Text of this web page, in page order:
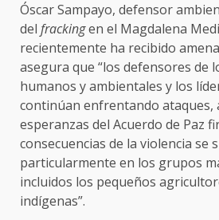
Óscar Sampayo, defensor
del frackingen el Magdalena
recientemente ha recibido
asegura que “los defensores de
humanos y ambientales y los
continúan enfrentando ataques,
esperanzas del Acuerdo de Paz
consecuencias de la violencia se
particularmente en los grupos
incluidos los pequeños
indígenas”.